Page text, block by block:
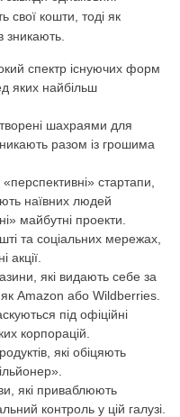
свої кошти, тоді як
зникають.
спектр існуючих форм
яких найбільш
шахраями для
разом із грошима
стартапи,
наївних людей
майбутні проекти.
та соціальних мережах,
акції.
які видають себе за
Amazon або Wildberries.
під офіційні
корпорацій.
які обіцяють
які приваблюють
контроль у цій галузі.